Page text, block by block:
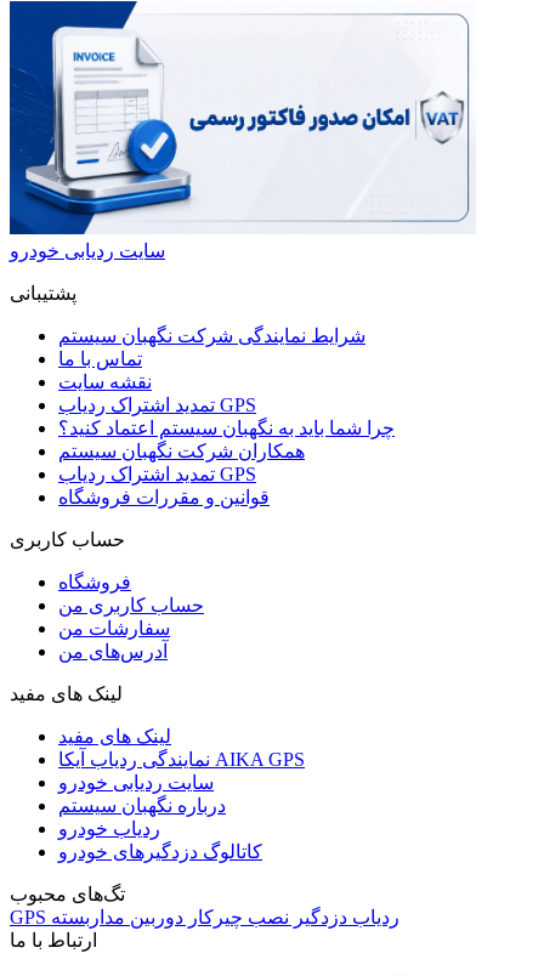
سایت ردیابی خودرو
پشتیبانی
شرایط نمایندگی شرکت نگهبان سیستم
تماس با ما
نقشه سایت
تمدید اشتراک ردیاب GPS
چرا شما باید به نگهبان سیستم اعتماد کنید؟
همکاران شرکت نگهبان سیستم
تمدید اشتراک ردیاب GPS
قوانین و مقررات فروشگاه
حساب کاربری
فروشگاه
حساب کاربری من
سفارشات من
آدرس‌های من
لینک های مفید
لینک های مفید
نمایندگی ردیاب آیکا AIKA GPS
سایت ردیابی خودرو
درباره نگهبان سیستم
ردیاب خودرو
کاتالوگ دزدگیرهای خودرو
تگ‌های محبوب
GPS
ردیاب دزدگیر نصب چیرکار دوربین مداربسته
ارتباط با ما